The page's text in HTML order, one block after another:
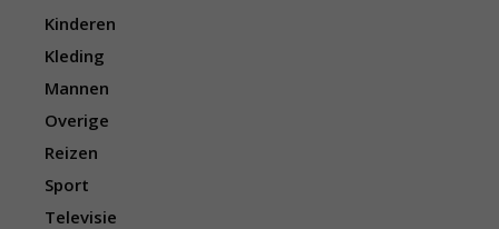
Kinderen
Kleding
Mannen
Overige
Reizen
Sport
Televisie